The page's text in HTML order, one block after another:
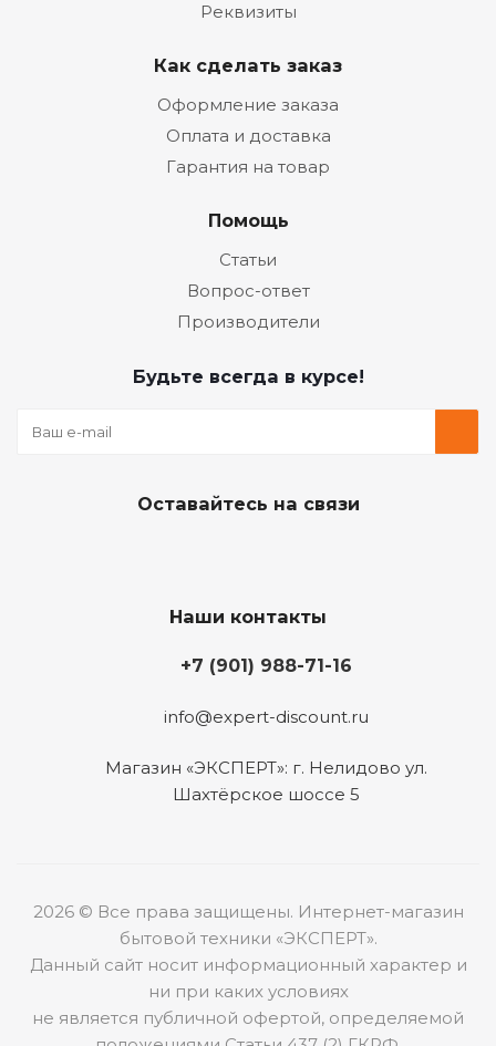
Реквизиты
Как сделать заказ
Оформление заказа
Оплата и доставка
Гарантия на товар
Помощь
Статьи
Вопрос-ответ
Производители
Будьте всегда в курсе!
Оставайтесь на связи
Наши контакты
+7 (901) 988-71-16
info@expert-discount.ru
Магазин «ЭКСПЕРТ»: г. Нелидово ул.
Шахтёрское шоссе 5
2026 © Все права защищены. Интернет-магазин
бытовой техники «ЭКСПЕРТ».
Данный сайт носит информационный характер и
ни при каких условиях
не является публичной офертой, определяемой